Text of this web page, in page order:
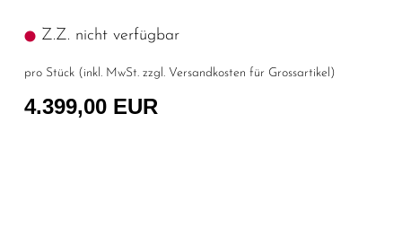
Z.Z. nicht verfügbar
pro Stück (inkl. MwSt. zzgl. Versandkosten für Grossartikel )
4.399,00 EUR